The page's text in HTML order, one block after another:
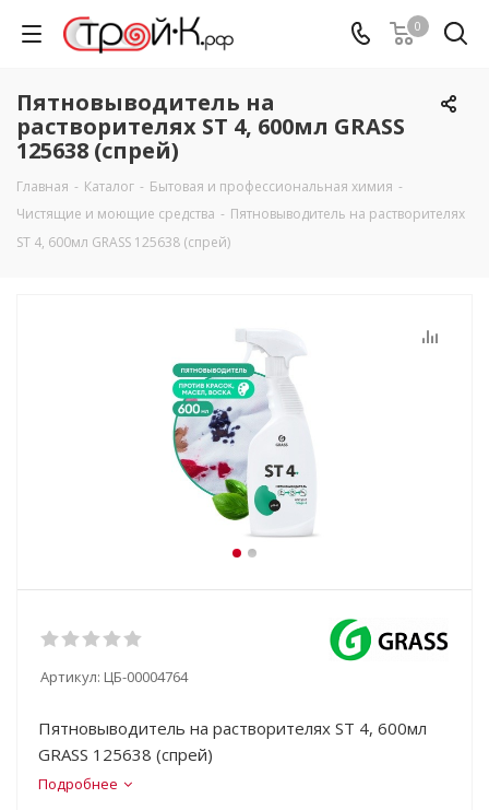
0
Пятновыводитель на
растворителях ST 4, 600мл GRASS
125638 (спрей)
Главная - Каталог - Бытовая и профессиональная химия -
Чистящие и моющие средства - Пятновыводитель на растворителях
ST 4, 600мл GRASS 125638 (спрей)
Артикул: ЦБ-00004764
Пятновыводитель на растворителях ST 4, 600мл
GRASS 125638 (спрей)
Подробнее